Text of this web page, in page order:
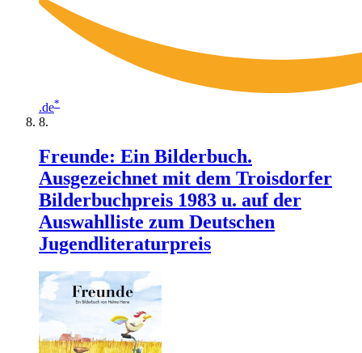
.de*
Freunde: Ein Bilderbuch.
Ausgezeichnet mit dem Troisdorfer
Bilderbuchpreis 1983 u. auf der
Auswahlliste zum Deutschen
Jugendliteraturpreis